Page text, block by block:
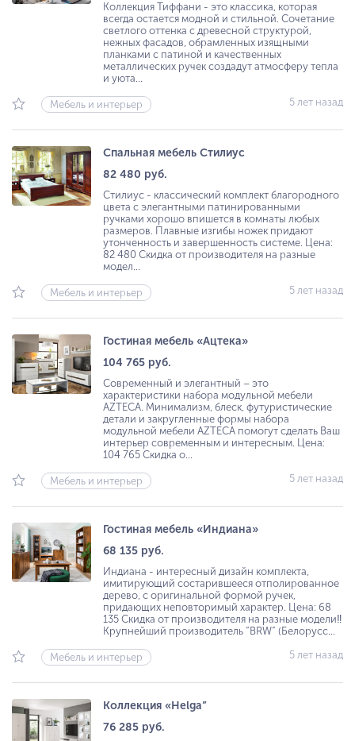
Коллекция Тиффани - это классика, которая
всегда остается модной и стильной. Сочетание
светлого оттенка с древесной структурой,
нежных фасадов, обрамленных изящными
планками с патиной и качественных
металлических ручек создадут атмосферу тепла
и уюта...
Мебель и интерьер 5 лет назад
Спальная мебель Стилиус
82 480 руб.
Стилиус - классический комплект благородного
цвета с элегантными патинированными
ручками хорошо впишется в комнаты любых
размеров. Плавные изгибы ножек придают
утонченность и завершенность системе. Цена:
82 480 Скидка от производителя на разные
модел...
Мебель и интерьер 5 лет назад
Гостиная мебель «Ацтека»
104 765 руб.
Современный и элегантный – это
характеристики набора модульной мебели
AZTECA. Минимализм, блеск, футуристические
детали и закругленные формы набора
модульной мебели AZTECA помогут сделать Ваш
интерьер современным и интересным. Цена:
104 765 Скидка о...
Мебель и интерьер 5 лет назад
Гостиная мебель «Индиана»
68 135 руб.
Индиана - интересный дизайн комплекта,
имитирующий состарившееся отполированное
дерево, с оригинальной формой ручек,
придающих неповторимый характер. Цена: 68
135 Скидка от производителя на разные модели‼️
Крупнейший производитель “BRW” (Белорусс...
Мебель и интерьер 5 лет назад
Коллекция «Helga”
76 285 руб.